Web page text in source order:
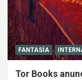
FANTASÍA
Tor Books